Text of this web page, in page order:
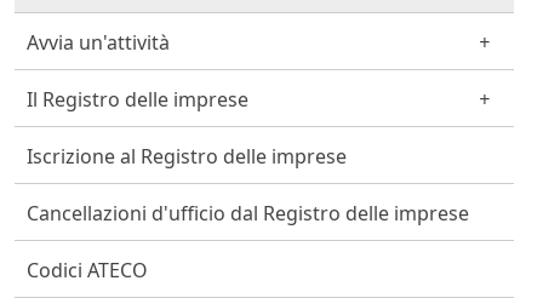
Avvia un'attività
Il Registro delle imprese
Iscrizione al Registro delle imprese
Cancellazioni d'ufficio dal Registro delle imprese
Codici ATECO